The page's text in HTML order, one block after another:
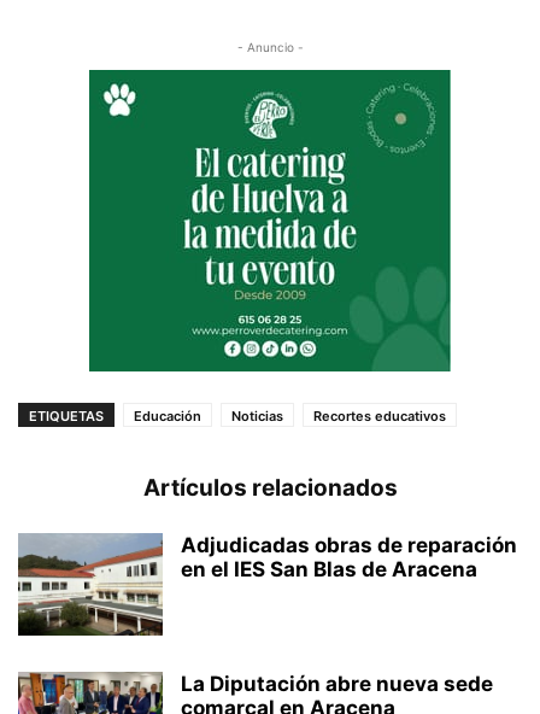
- Anuncio -
ETIQUETAS Educación Noticias Recortes educativos
Artículos relacionados
Adjudicadas obras de reparación
en el IES San Blas de Aracena
La Diputación abre nueva sede
comarcal en Aracena